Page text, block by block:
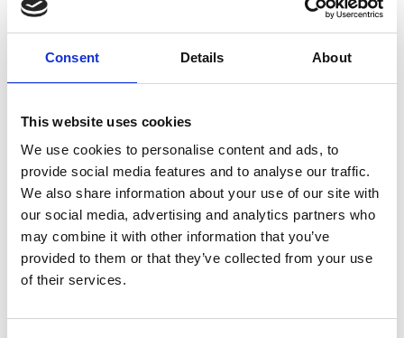
Consent Details About
This website uses cookies
We use cookies to personalise content and ads, to
provide social media features and to analyse our traffic.
We also share information about your use of our site with
our social media, advertising and analytics partners who
may combine it with other information that you’ve
provided to them or that they’ve collected from your use
of their services.
Productspecificaties
Gewicht
0.3 kg
Voorraad
3
Artikelcode
80083
EAN
9330725051539